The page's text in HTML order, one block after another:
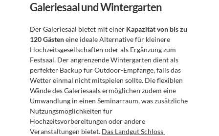
Galeriesaal und Wintergarten
Der Galeriesaal bietet mit einer Kapazität von bis zu
120 Gästen eine ideale Alternative für kleinere
Hochzeitsgesellschaften oder als Ergänzung zum
Festsaal. Der angrenzende Wintergarten dient als
perfekter Backup für Outdoor-Empfänge, falls das
Wetter einmal nicht mitspielen sollte. Die flexiblen
Wände des Galeriesaals ermöglichen zudem eine
Umwandlung in einen Seminarraum, was zusätzliche
Nutzungsmöglichkeiten für
Hochzeitsvorbereitungen oder andere
Veranstaltungen bietet. Das Landgut Schloss